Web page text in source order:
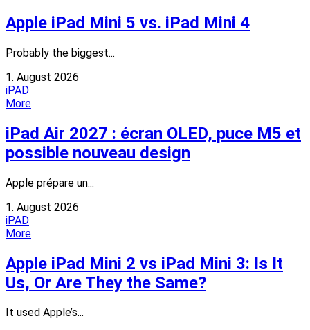
Apple iPad Mini 5 vs. iPad Mini 4
Probably the biggest...
1. August 2026
iPAD
More
iPad Air 2027 : écran OLED, puce M5 et
possible nouveau design
Apple prépare un...
1. August 2026
iPAD
More
Apple iPad Mini 2 vs iPad Mini 3: Is It
Us, Or Are They the Same?
It used Apple’s...